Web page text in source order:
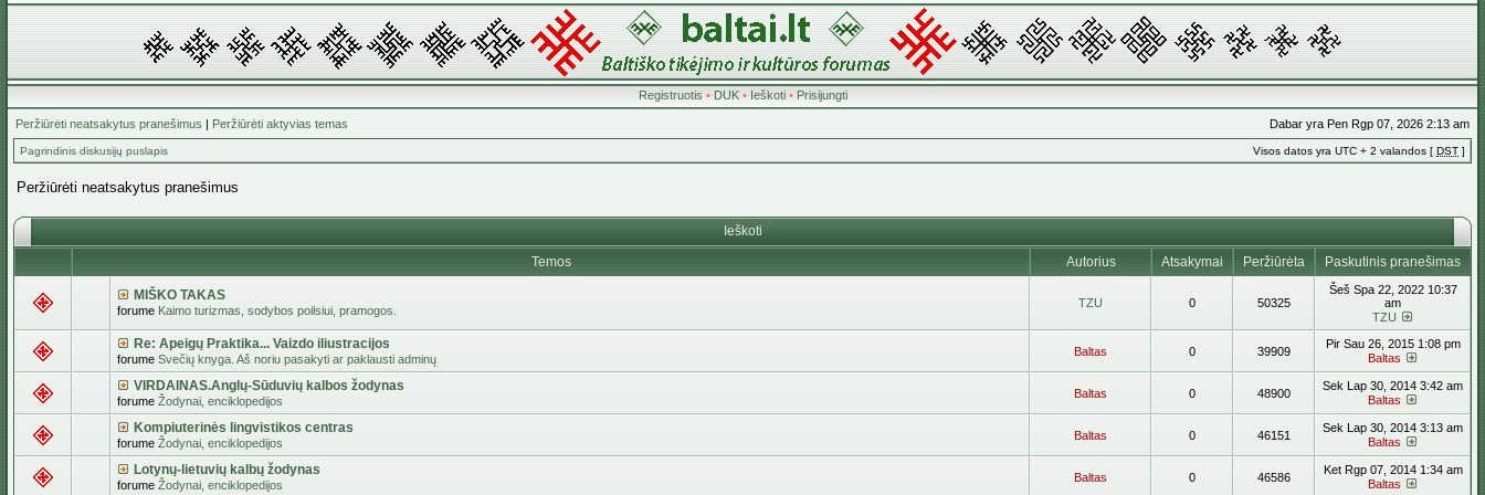
Registruotis • DUK• Ieškoti• Prisijungti
Peržiūrėti neatsakytus pranešimus | Peržiūrėti aktyvias temas Dabar yra Pen Rgp 07, 2026 2:13 am
Pagrindinis diskusijų puslapis Visos datos yra UTC + 2 valandos [ DST ]
Peržiūrėti neatsakytus pranešimus
Ieškoti
Temos
Autorius Atsakymai Peržiūrėta Paskutinis pranešimas
MIŠKO TAKAS
forume Kaimo turizmas, sodybos poilsiui, pramogos.
TZU 0 50325
Šeš Spa 22, 2022 10:37
am
TZU
Re: Apeigų Praktika... Vaizdo iliustracijos
forume Svečių knyga. Aš noriu pasakyti ar paklausti adminų
Baltas 0 39909
Pir Sau 26, 2015 1:08 pm
Baltas
VIRDAINAS.Anglų-Sūduvių kalbos žodynas
forume Žodynai, enciklopedijos
Baltas 0 48900
Sek Lap 30, 2014 3:42 am
Baltas
Kompiuterinės lingvistikos centras
forume Žodynai, enciklopedijos
Baltas 0 46151
Sek Lap 30, 2014 3:13 am
Baltas
Lotynų-lietuvių kalbų žodynas
forume Žodynai, enciklopedijos
Baltas 0 46586
Ket Rgp 07, 2014 1:34 am
Baltas